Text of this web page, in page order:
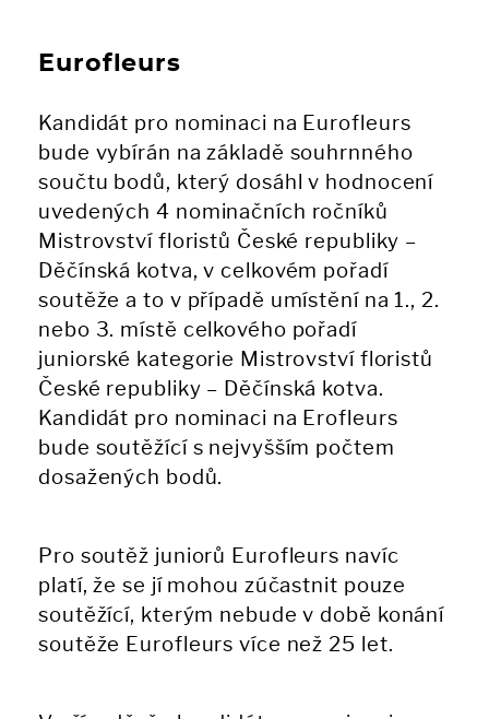
Eurofleurs
Kandidát pro nominaci na Eurofleurs
bude vybírán na základě souhrnného
součtu bodů, který dosáhl v hodnocení
uvedených 4 nominačních ročníků
Mistrovství floristů České republiky –
Děčínská kotva, v celkovém pořadí
soutěže a to v případě umístění na 1., 2.
nebo 3. místě celkového pořadí
juniorské kategorie Mistrovství floristů
České republiky – Děčínská kotva.
Kandidát pro nominaci na Erofleurs
bude soutěžící s nejvyšším počtem
dosažených bodů.
Pro soutěž juniorů Eurofleurs navíc
platí, že se jí mohou zúčastnit pouze
soutěžící, kterým nebude v době konání
soutěže Eurofleurs více než 25 let.